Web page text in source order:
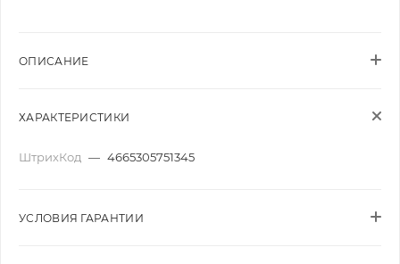
ОПИСАНИЕ
ХАРАКТЕРИСТИКИ
ШтрихКод — 4665305751345
УСЛОВИЯ ГАРАНТИИ